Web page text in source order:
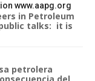
www.aapg.org
in Petroleum
talks: it is
petrolera